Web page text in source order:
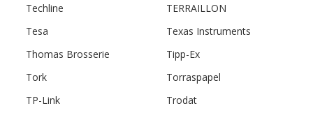
Techline
TERRAILLON
Tesa
Texas Instruments
Thomas Brosserie
Tipp-Ex
Tork
Torraspapel
TP-Link
Trodat